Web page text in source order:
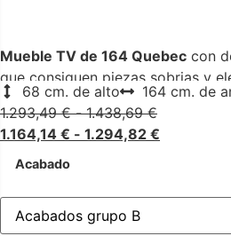
Mueble TV de 164 Quebec con
que consiguen piezas sobrias y
68 cm. de alto
164 cm. de
1.293,49€ - 1.438,69€
1.164,14 € - 1.294,82 €
Acabado